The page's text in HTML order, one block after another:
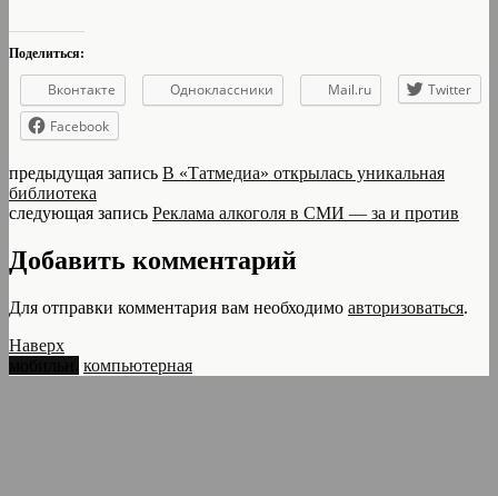
Поделиться:
Вконтакте Одноклассники Mail.ru
Twitter
Facebook
предыдущая запись В «Татмедиа» открылась уникальная
библиотека
следующая запись Реклама алкоголя в СМИ — за и против
Добавить комментарий
Для отправки комментария вам необходимо авторизоваться.
Наверх
компьютерная